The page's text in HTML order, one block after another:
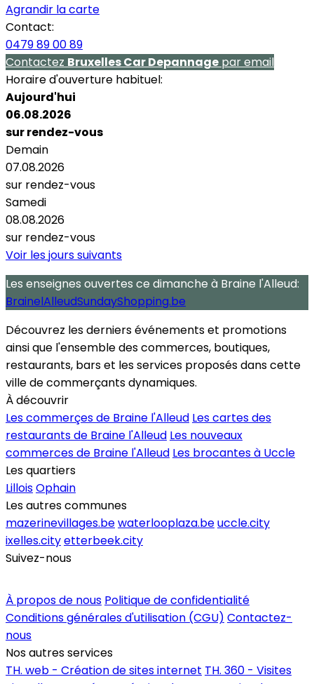
Agrandir la carte
Contact:
0479 89 00 89
Contactez Bruxelles Car Depannage par email
Horaire d'ouverture habituel:
Aujourd'hui
06.08.2026
sur rendez-vous
Demain
07.08.2026
sur rendez-vous
Samedi
08.08.2026
sur rendez-vous
Voir les jours suivants
Les enseignes ouvertes ce dimanche à Braine l'Alleud:
BrainelAlleudSundayShopping.be
Découvrez les derniers événements et promotions
ainsi que l'ensemble des commerces, boutiques,
restaurants, bars et les services proposés dans cette
ville de commerçants dynamiques.
À découvrir
Les commerçes de Braine l'Alleud Les cartes des
restaurants de Braine l'Alleud Les nouveaux
commerces de Braine l'Alleud Les brocantes à Uccle
Les quartiers
LilloisOphain
Les autres communes
mazerinevillages.bewaterlooplaza.beuccle.city
ixelles.cityetterbeek.city
Suivez-nous
À propos de nous Politique de confidentialité
Conditions générales d'utilisation (CGU) Contactez-
nous
Nos autres services
TH. web - Création de sites internet TH. 360 - Visites